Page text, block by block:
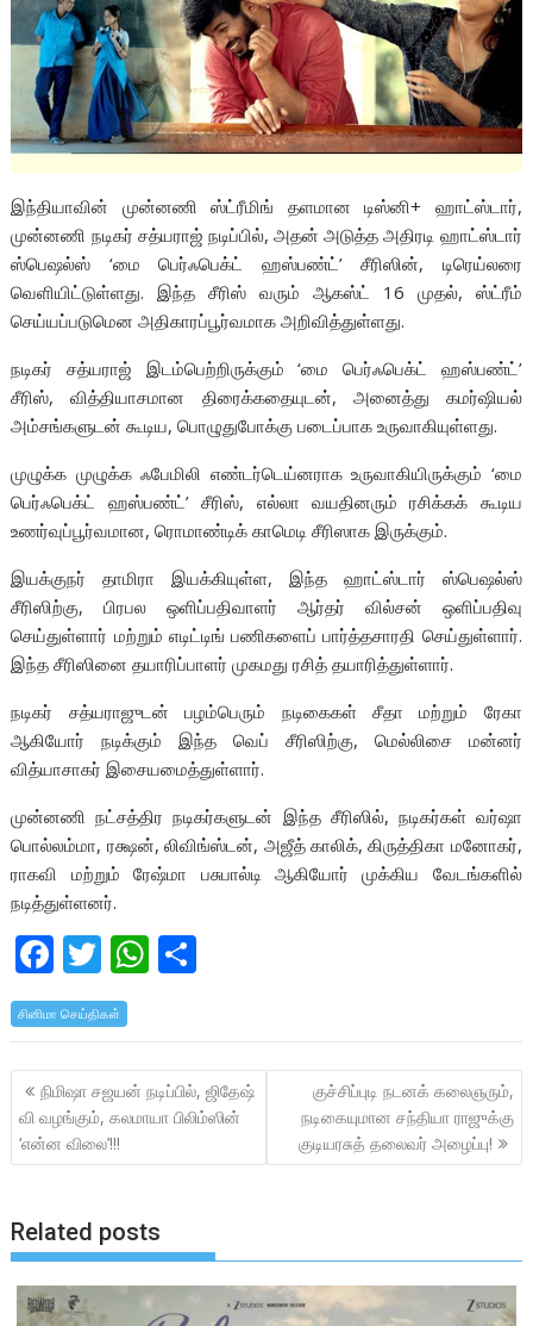
இந்தியாவின் முன்னணி ஸ்ட்ரீமிங் தளமான டிஸ்னி+ ஹாட்ஸ்டார்,
முன்னணி நடிகர் சத்யராஜ் நடிப்பில், அதன் அடுத்த அதிரடி ஹாட்ஸ்டார்
ஸ்பெஷல்ஸ் ‘மை பெர்ஃபெக்ட் ஹஸ்பண்ட்’ சீரிஸின், டிரெய்லரை
வெளியிட்டுள்ளது. இந்த சீரிஸ் வரும் ஆகஸ்ட் 16 முதல், ஸ்ட்ரீம்
செய்யப்படுமென அதிகாரப்பூர்வமாக அறிவித்துள்ளது.
நடிகர் சத்யராஜ் இடம்பெற்றிருக்கும் ‘மை பெர்ஃபெக்ட் ஹஸ்பண்ட்’
சீரிஸ், வித்தியாசமான திரைக்கதையுடன், அனைத்து கமர்ஷியல்
அம்சங்களுடன் கூடிய, பொழுதுபோக்கு படைப்பாக உருவாகியுள்ளது.
முழுக்க முழுக்க ஃபேமிலி எண்டர்டெய்னராக உருவாகியிருக்கும் ‘மை
பெர்ஃபெக்ட் ஹஸ்பண்ட்’ சீரிஸ், எல்லா வயதினரும் ரசிக்கக் கூடிய
உணர்வுப்பூர்வமான, ரொமாண்டிக் காமெடி சீரிஸாக இருக்கும்.
இயக்குநர் தாமிரா இயக்கியுள்ள, இந்த ஹாட்ஸ்டார் ஸ்பெஷல்ஸ்
சீரிஸிற்கு, பிரபல ஒளிப்பதிவாளர் ஆர்தர் வில்சன் ஒளிப்பதிவு
செய்துள்ளார் மற்றும் எடிட்டிங் பணிகளைப் பார்த்தசாரதி செய்துள்ளார்.
இந்த சீரிஸினை தயாரிப்பாளர் முகமது ரசித் தயாரித்துள்ளார்.
நடிகர் சத்யராஜுடன் பழம்பெரும் நடிகைகள் சீதா மற்றும் ரேகா
ஆகியோர் நடிக்கும் இந்த வெப் சீரிஸிற்கு, மெல்லிசை மன்னர்
வித்யாசாகர் இசையமைத்துள்ளார்.
முன்னணி நட்சத்திர நடிகர்களுடன் இந்த சீரிஸில், நடிகர்கள் வர்ஷா
பொல்லம்மா, ரக்ஷன், லிவிங்ஸ்டன், அஜீத் காலிக், கிருத்திகா மனோகர்,
ராகவி மற்றும் ரேஷ்மா பசுபால்டி ஆகியோர் முக்கிய வேடங்களில்
நடித்துள்ளனர்.
F
ac
e
b
o
o
k
T
w
itt
er
W
at
s
A
p
ar
e
சினிமா செய்திகள்
Post
navigation
நிமிஷா சஜயன் நடிப்பில், ஜிதேஷ்
வி வழங்கும், கலமாயா பிலிம்ஸின்
‘என்ன விலை’!!!
குச்சிப்புடி நடனக் கலைஞரும்,
நடிகையுமான சந்தியா ராஜுக்கு
குடியரசுத் தலைவர் அழைப்பு!
Related posts